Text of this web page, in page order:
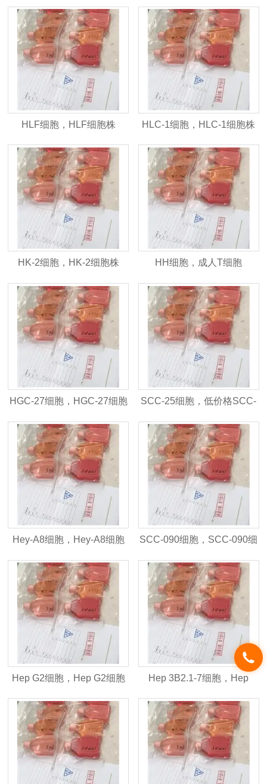
胞株
HLF细胞，HLF细胞株 HLC-1细胞，HLC-1细胞株
HK-2细胞，HK-2细胞株 HH细胞，成人T细胞
lymphoma-leukaemia细胞株
HGC-27细胞，HGC-27细胞
株
SCC-25细胞，低价格SCC-
25细胞
Hey-A8细胞，Hey-A8细胞
株
SCC-090细胞，SCC-090细
胞株
Hep G2细胞，Hep G2细胞
株
Hep 3B2.1-7细胞，Hep
3B2.1-7细胞株